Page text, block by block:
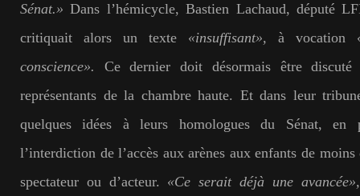
Sénat.» Dans l’hémicycle, Bastien Lachaud, député
critiquait alors un texte «insuffisant», à vocation
conscience». Ce dernier doit désormais être
représentants de la chambre haute. Et dans leur
quelques idées à leurs homologues du Sénat, en
l’interdiction de l’accès aux arènes aux enfants de
spectateur ou d’acteur. «Ce serait déjà une